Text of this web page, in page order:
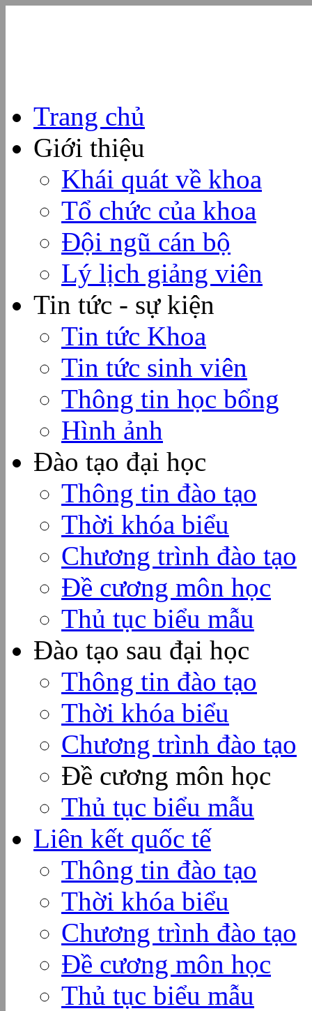
Trang chủ
Giới thiệu
Khái quát về khoa
Tổ chức của khoa
Đội ngũ cán bộ
Lý lịch giảng viên
Tin tức - sự kiện
Tin tức Khoa
Tin tức sinh viên
Thông tin học bổng
Hình ảnh
Đào tạo đại học
Thông tin đào tạo
Thời khóa biểu
Chương trình đào tạo
Đề cương môn học
Thủ tục biểu mẫu
Đào tạo sau đại học
Thông tin đào tạo
Thời khóa biểu
Chương trình đào tạo
Đề cương môn học
Thủ tục biểu mẫu
Liên kết quốc tế
Thông tin đào tạo
Thời khóa biểu
Chương trình đào tạo
Đề cương môn học
Thủ tục biểu mẫu